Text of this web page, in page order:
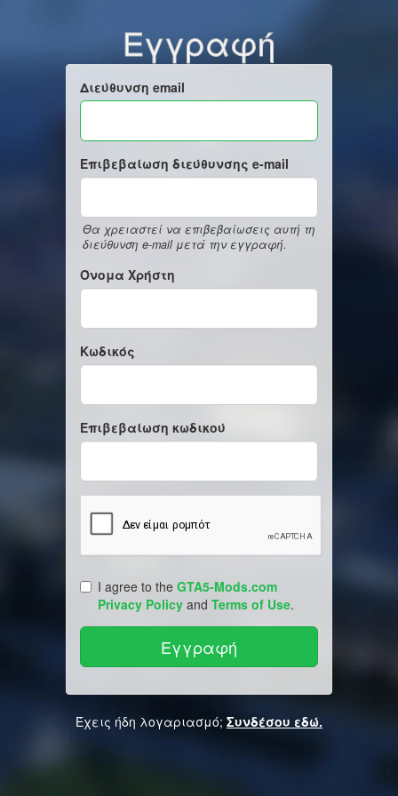
Εγγραφή
Διεύθυνση email
Επιβεβαίωση διεύθυνσης e-mail
Θα χρειαστεί να επιβεβαίωσεις αυτή τη
διεύθυνση e-mail μετά την εγγραφή.
Όνομα Χρήστη
Κωδικός
Επιβεβαίωση κωδικού
I agree to the GTA5-Mods.com
Privacy Policy and Terms of Use.
Έχεις ήδη λογαριασμό; Συνδέσου εδώ.